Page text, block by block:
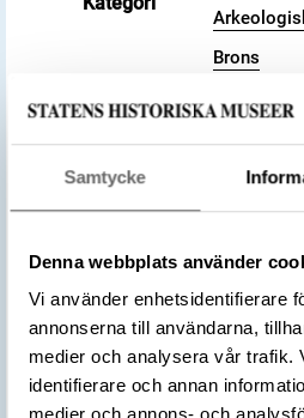
Samtycke
Denna webbplats använder
Vi använder enhetsidentifierare
annonserna till användarna,
medier och analysera vår trafik.
identifierare och annan
Brons
Storlek
Längd
Antal
Tidsperiod
Vikingatid
Föremålsnummer
Andra nummer
Historisk plats
Birka,
Förvärvsnummer 34000